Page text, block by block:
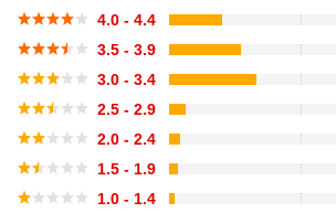
4.0 - 4.4
3.5 - 3.9
3.0 - 3.4
2.5 - 2.9
2.0 - 2.4
1.5 - 1.9
1.0 - 1.4